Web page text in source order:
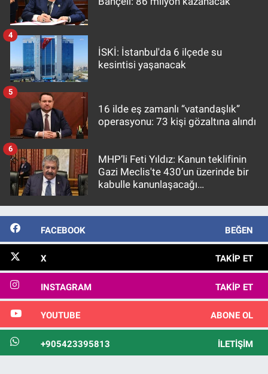
İSKİ: İstanbul'da 6 ilçede su
kesintisi yaşanacak
4
16 ilde eş zamanlı “vatandaşlık”
operasyonu: 73 kişi gözaltına alındı
5
MHP’li Feti Yıldız: Kanun teklifinin
Gazi Meclis'te 430’un üzerinde bir
kabulle kanunlaşacağı
6
FACEBOOK BEĞEN
X TAKIP ET
INSTAGRAM TAKIP ET
YOUTUBE ABONE OL
+905423395813 İLETIŞIM